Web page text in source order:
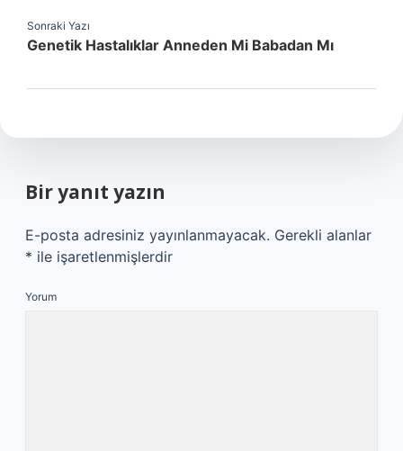
Sonraki Yazı
Genetik Hastalıklar Anneden Mi Babadan Mı
Bir yanıt yazın
E-posta adresiniz yayınlanmayacak. Gerekli alanlar
* ile işaretlenmişlerdir
Yorum